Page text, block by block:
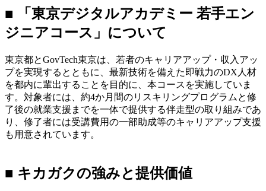
■ 「東京デジタルアカデミー 若手エン
ジニアコース」について
東京都とGovTech東京は、若者のキャリアアップ・収入アッ
プを実現するとともに、最新技術を備えた即戦力のDX人材
を都内に輩出することを目的に、本コースを実施していま
す。対象者には、約4か月間のリスキリングプログラムと修
了後の就業支援までを一体で提供する伴走型の取り組みであ
り、修了者には受講費用の一部助成等のキャリアアップ支援
も用意されています。
■ キカガクの強みと提供価値